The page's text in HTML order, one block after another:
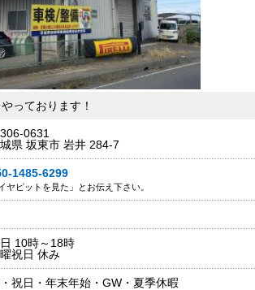
っております！
0631
県 坂東市 岩井 284-7
1485-6299
ヤピットを見た」とお伝え下さい。
10時～18時
祝日 休み
祝日・年末年始・GW・夏季休暇